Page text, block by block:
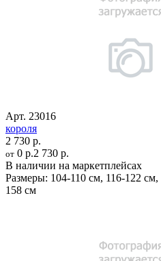
Арт. 23016
короля
2 730 р.
от 0 р.2 730 р.
В наличии на маркетплейсах
Размеры: 104-110 см, 116-122 см,
158 см